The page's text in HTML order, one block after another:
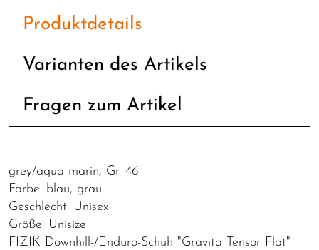
Produktdetails
Varianten des Artikels
Fragen zum Artikel
grey/aqua marin, Gr. 46
Farbe: blau, grau
Geschlecht: Unisex
Größe: Unisize
FIZIK Downhill-/Enduro-Schuh "Gravita Tensor Flat"